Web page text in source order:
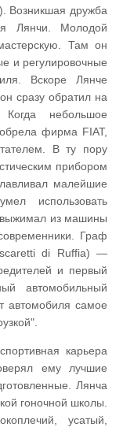
Возникшая дружба
Лянчи. Молодой
Там он
и регулировочные
Вскоре Лянче
сразу обратил на
небольшое
фирма FIAT,
В ту пору
прибором
малейшие
использовать
из машины
Граф
di Ruffia) —
и первый
автомобильный
автомобиля самое
карьера
ему лучшие
Лянча
гоночной школы.
усатый,